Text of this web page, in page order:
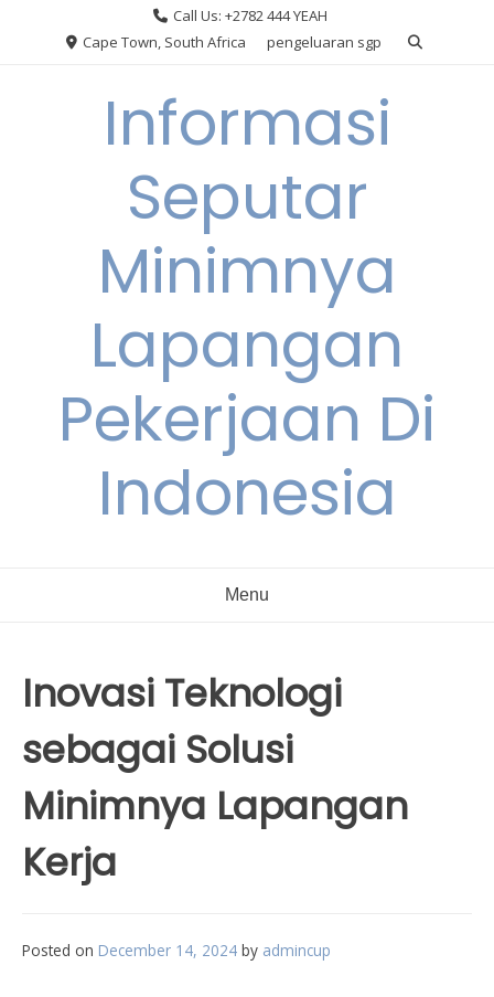
Call Us: +2782 444 YEAH
Cape Town, South Africa
pengeluaran sgp
Informasi
Seputar
Minimnya
Lapangan
Pekerjaan Di
Indonesia
Menu
Inovasi Teknologi
sebagai Solusi
Minimnya Lapangan
Kerja
Posted on December 14, 2024 by admincup